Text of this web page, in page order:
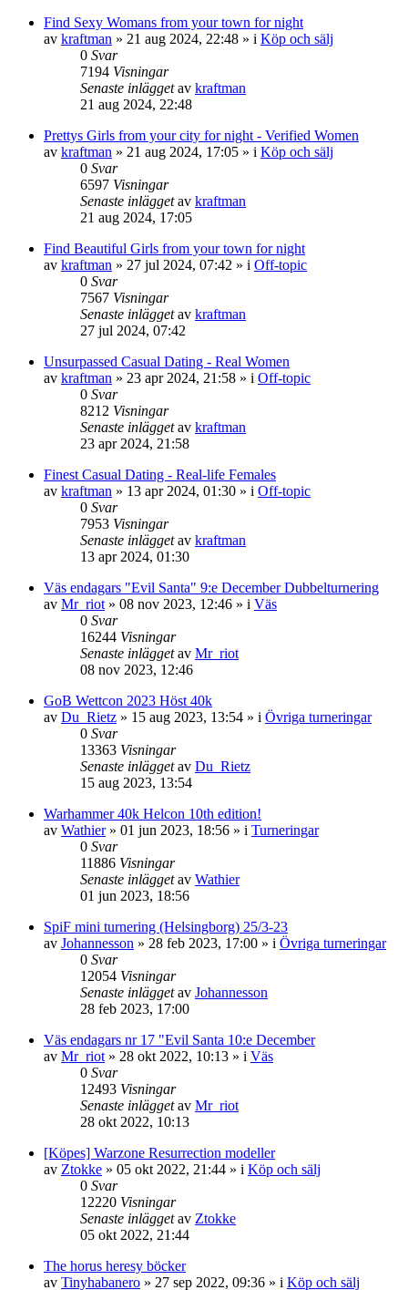
Find Sexy Womans from your town for night
av kraftman » 21 aug 2024, 22:48 » i Köp och sälj
0 Svar
7194 Visningar
Senaste inläggetav kraftman
21 aug 2024, 22:48
Prettys Girls from your city for night - Verified Women
av kraftman » 21 aug 2024, 17:05 » i Köp och sälj
0 Svar
6597 Visningar
Senaste inläggetav kraftman
21 aug 2024, 17:05
Find Beautiful Girls from your town for night
av kraftman » 27 jul 2024, 07:42 » i Off-topic
0 Svar
7567 Visningar
Senaste inläggetav kraftman
27 jul 2024, 07:42
Unsurpassed Сasual Dating - Real Women
av kraftman » 23 apr 2024, 21:58 » i Off-topic
0 Svar
8212 Visningar
Senaste inläggetav kraftman
23 apr 2024, 21:58
Finest Сasual Dating - Real-life Females
av kraftman » 13 apr 2024, 01:30 » i Off-topic
0 Svar
7953 Visningar
Senaste inläggetav kraftman
13 apr 2024, 01:30
Väs endagars "Evil Santa" 9:e December Dubbelturnering
av Mr_riot » 08 nov 2023, 12:46 » i Väs
0 Svar
16244 Visningar
Senaste inläggetav Mr_riot
08 nov 2023, 12:46
GoB Wettcon 2023 Höst 40k
av Du_Rietz » 15 aug 2023, 13:54 » i Övriga turneringar
0 Svar
13363 Visningar
Senaste inläggetav Du_Rietz
15 aug 2023, 13:54
Warhammer 40k Helcon 10th edition!
av Wathier» 01 jun 2023, 18:56 » i Turneringar
0 Svar
11886 Visningar
Senaste inläggetav Wathier
01 jun 2023, 18:56
SpiF mini turnering (Helsingborg) 25/3-23
av Johannesson » 28 feb 2023, 17:00 » i Övriga turneringar
0 Svar
12054 Visningar
Senaste inläggetav Johannesson
28 feb 2023, 17:00
Väs endagars nr 17 "Evil Santa 10:e December
av Mr_riot » 28 okt 2022, 10:13 » i Väs
0 Svar
12493 Visningar
Senaste inläggetav Mr_riot
28 okt 2022, 10:13
[Köpes] Warzone Resurrection modeller
av Ztokke » 05 okt 2022, 21:44 » i Köp och sälj
0 Svar
12220 Visningar
Senaste inläggetav Ztokke
05 okt 2022, 21:44
The horus heresy böcker
av Tinyhabanero » 27 sep 2022, 09:36 » i Köp och sälj